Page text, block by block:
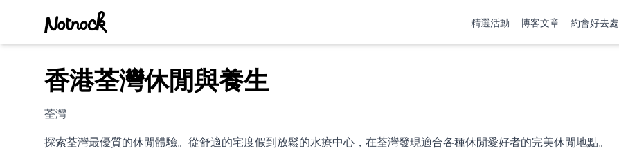
精選活動 博客文章 約會好去處
香港荃灣休閒與養生
荃灣
探索荃灣最優質的休閒體驗。從舒適的宅度假到放鬆的水療中心，在荃灣發現適合各種休閒愛好者的完美休閒地點。